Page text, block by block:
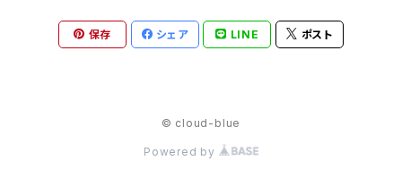
保存 シェア LINE ポスト
© cloud-blue
Powered by